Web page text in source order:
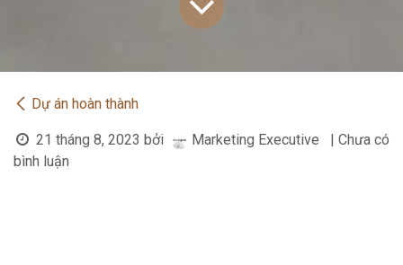
Dự án hoàn thành
21 tháng 8, 2023 bởi Marketing Executive
| Chưa có
bình luận